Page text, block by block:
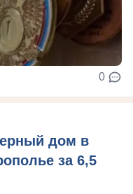
0
дом в
за 6,5